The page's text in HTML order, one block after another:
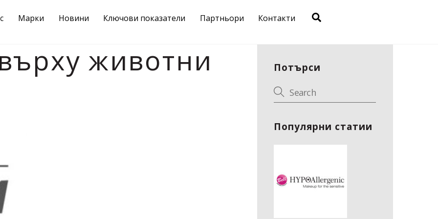
Марки Новини Ключови показатели Партньори Контакти
животни Потърси
Популярни статии